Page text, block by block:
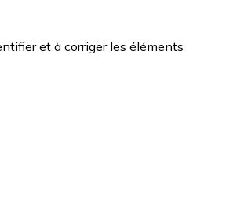
et à corriger les éléments